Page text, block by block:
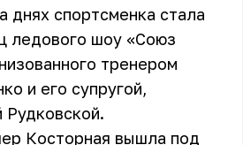
днях спортсменка стала
ледового шоу «Союз
тренером
и его супругой,
Косторная вышла под